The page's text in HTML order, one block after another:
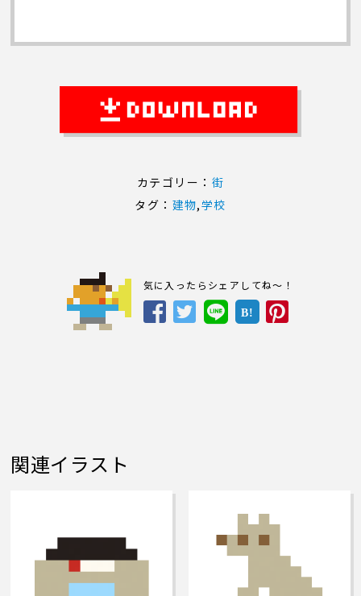
カテゴリー： 街
タグ： 建物,学校
気に入ったらシェアしてね～！
B!
関連イラスト